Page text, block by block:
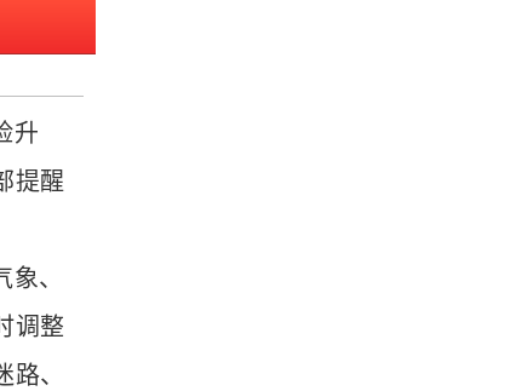
升
提醒
、
调整
、